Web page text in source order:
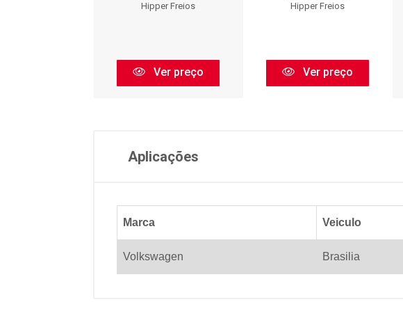
Hipper Freios
Ver preço
Hipper Freios
Ver preço
Aplicações
Marca Veiculo
Volkswagen Brasilia